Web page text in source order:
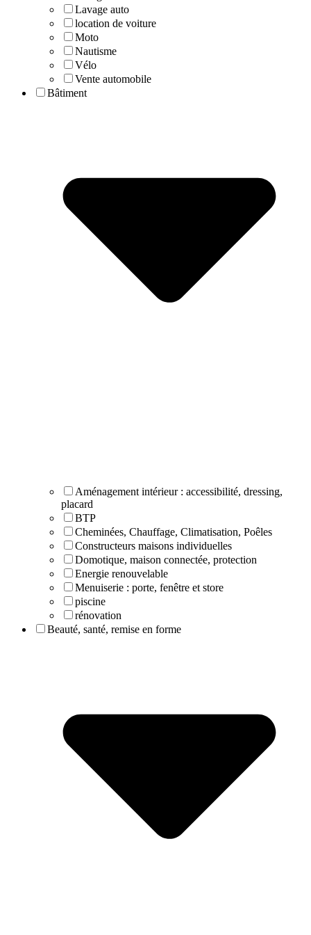
Lavage auto
location de voiture
Moto
Nautisme
Vélo
Vente automobile
Bâtiment
Aménagement intérieur : accessibilité, dressing,
placard
BTP
Cheminées, Chauffage, Climatisation, Poêles
Constructeurs maisons individuelles
Domotique, maison connectée, protection
Energie renouvelable
Menuiserie : porte, fenêtre et store
piscine
rénovation
Beauté, santé, remise en forme